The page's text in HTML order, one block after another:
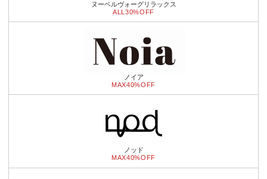
ヌーベルヴォーグリラックス
ALL30%OFF
ノイア
MAX40%OFF
ノッド
MAX40%OFF